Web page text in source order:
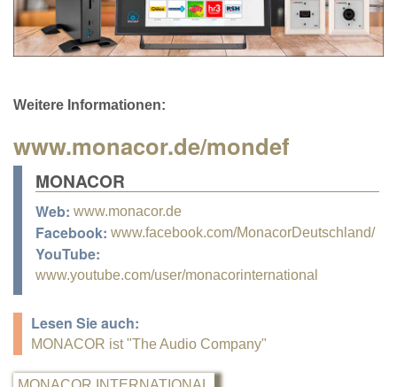
Weitere Informationen:
www.monacor.de/mondef
MONACOR
Web: www.monacor.de
Facebook: www.facebook.com/MonacorDeutschland/
YouTube:
www.youtube.com/user/monacorinternational
Lesen Sie auch:
MONACOR ist "The Audio Company"